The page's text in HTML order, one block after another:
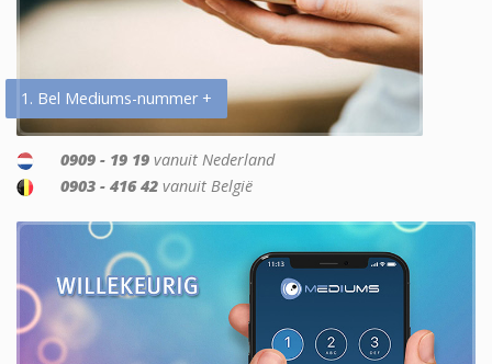
1. Bel Mediums-nummer +
0909 - 19 19 vanuit Nederland
0903 - 416 42 vanuit België